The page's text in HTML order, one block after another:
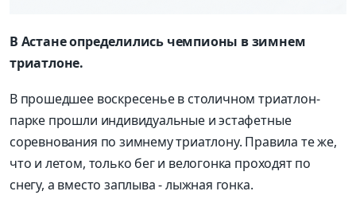
В Астане определились чемпионы в зимнем
триатлоне.
В прошедшее воскресенье в столичном триатлон-
парке прошли индивидуальные и эстафетные
соревнования по зимнему триатлону. Правила те же,
что и летом, только бег и велогонка проходят по
снегу, а вместо заплыва - лыжная гонка.